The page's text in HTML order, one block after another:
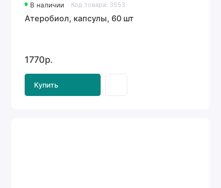
В наличии Код товара: 3553
Атеробиол, капсулы, 60 шт
1770р.
Купить